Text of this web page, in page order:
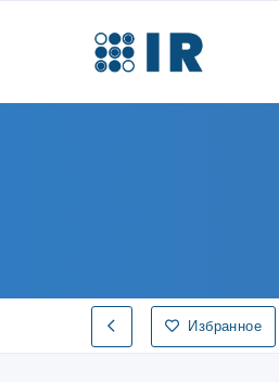
Избранное